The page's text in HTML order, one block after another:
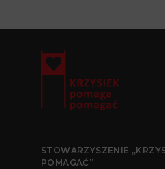
STOWARZYSZENIE
POMAGAĆ”